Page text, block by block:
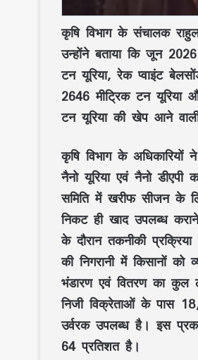
कृषि विभाग के संचालक
उन्होंने बताया कि जून
टन यूरिया, रेक प्वाइंट
2646 मीट्रिक टन यूरिया
टन यूरिया की खेप आने
कृषि विभाग के अधिकारियों
नैनो यूरिया एवं नैनो
समिति में खरीफ सीजन के
निकट ही खाद उपलब्ध
के दौरान तकनीकी
की निगरानी में किसानों
भंडारण एवं वितरण का कुल
निजी विक्रेताओं के पास
उर्वरक उपलब्ध है। इस
64 प्रतिशत है।